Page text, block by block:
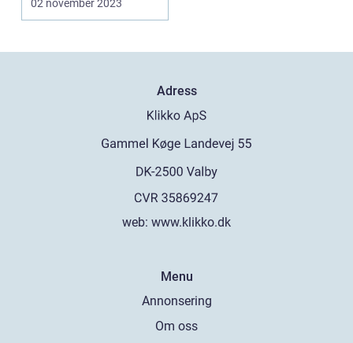
02 november 2023
Adress
web: www.klikko.dk
Menu
Annonsering
Om oss